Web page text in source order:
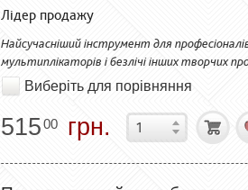
Лідер продажу
Найсучасніший інструмент для
мультиплікаторів і безлічі інших творчих
Виберіть для порівняння
51500 грн.